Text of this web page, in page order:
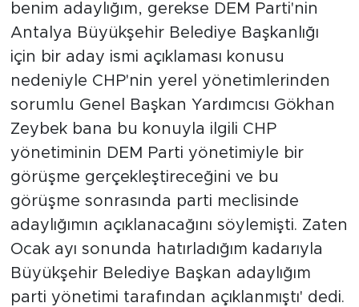
benim adaylığım, gerekse DEM Parti'nin
Antalya Büyükşehir Belediye Başkanlığı
için bir aday ismi açıklaması konusu
nedeniyle CHP'nin yerel yönetimlerinden
sorumlu Genel Başkan Yardımcısı Gökhan
Zeybek bana bu konuyla ilgili CHP
yönetiminin DEM Parti yönetimiyle bir
görüşme gerçekleştireceğini ve bu
görüşme sonrasında parti meclisinde
adaylığımın açıklanacağını söylemişti. Zaten
Ocak ayı sonunda hatırladığım kadarıyla
Büyükşehir Belediye Başkan adaylığım
parti yönetimi tarafından açıklanmıştı' dedi.